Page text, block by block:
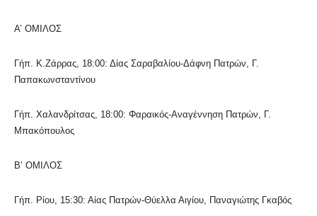
A’ ΟΜΙΛΟΣ
Γήπ. Κ.Ζάρρας, 18:00: Δίας Σαραβαλίου-Δάφνη Πατρών, Γ.
Παπακωνσταντίνου
Γήπ. Χαλανδρίτσας, 18:00: Φαραικός-Αναγέννηση Πατρών, Γ.
Μπακόπουλος
Β’ ΟΜΙΛΟΣ
Γήπ. Ρίου, 15:30: Αίας Πατρών-Θύελλα Αιγίου, Παναγιώτης Γκαβός